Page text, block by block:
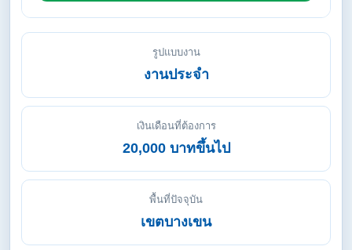
รูปแบบงาน
งานประจำ
เงินเดือนที่ต้องการ
20,000 บาทขึ้นไป
พื้นที่ปัจจุบัน
เขตบางเขน